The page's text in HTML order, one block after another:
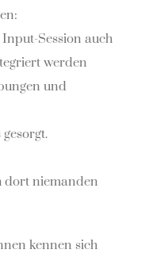
Session auch
werden
und
dort niemanden
kennen sich